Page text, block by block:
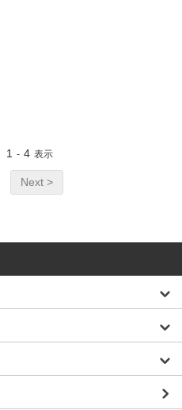
1 - 4 表示
Next >